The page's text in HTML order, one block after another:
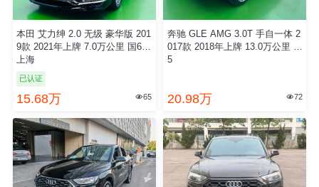
本田 艾力绅 2.0 无级 豪华版 201
9款 2021年上牌 7.0万公里 国6
上海
已认证
15.68万 65
奔驰 GLE AMG 3.0T 手自一体 2
017款 2018年上牌 13.0万公里 欧
5
20.98万 72